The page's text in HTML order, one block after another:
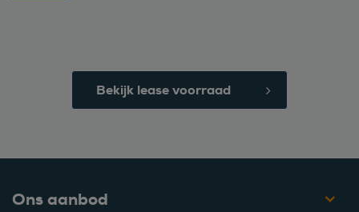
Bekijk lease voorraad
Ons aanbod